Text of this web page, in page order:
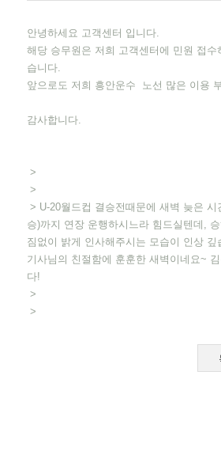
안녕하세요 고객센터 입니다.
해당 승무원은 저희 고객센터에 민원 접수
습니다.
앞으로도 저희 흥안운수 노선 많은 이용
감사합니다.
>
>
> U-20월드컵 결승전때문에 새벽 늦은 시
승)까지 연장 운행하시느라 힘드실텐데,
짐없이 밝게 인사해주시는 모습이 인상
기사님의 친절함에 훈훈한 새벽이네요~
다!
>
>